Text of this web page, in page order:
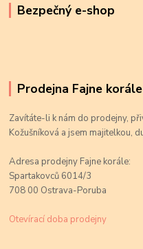
Bezpečný e-shop
Prodejna Fajne korále
Zavítáte-li k nám do prodejny,
Kožušníková a jsem majitelkou,
Adresa prodejny Fajne korále:
Spartakovců 6014/3
708 00 Ostrava-Poruba
Otevírací doba prodejny